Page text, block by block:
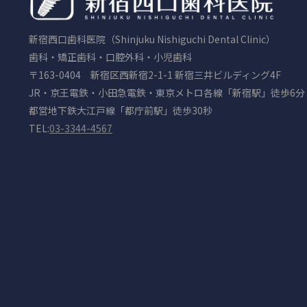
新宿西口歯科医院（Shinjuku Nishiguchi Dental Clinic）
歯科・矯正歯科・口腔外科・小児歯科
〒163-0404 新宿区西新宿2-1-1 新宿三井ビルディング4F
JR・京王電鉄・小田急電鉄・東京メトロ各線「新宿駅」徒歩6分
都営地下鉄大江戸線「都庁前駅」徒歩30秒
TEL:03-3344-4567